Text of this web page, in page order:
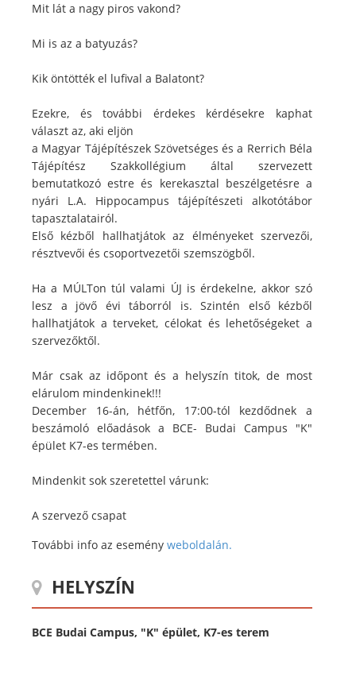
Mit lát a nagy piros vakond?
Mi is az a batyuzás?
Kik öntötték el lufival a Balatont?
Ezekre, és további érdekes kérdésekre kaphat
választ az, aki eljön
a Magyar Tájépítészek Szövetséges és a Rerrich Béla
Tájépítész Szakkollégium által szervezett
bemutatkozó estre és kerekasztal beszélgetésre a
nyári L.A. Hippocampus tájépítészeti alkotótábor
tapasztalatairól.
Első kézből hallhatjátok az élményeket szervezői,
résztvevői és csoportvezetői szemszögből.
Ha a MÚLTon túl valami ÚJ is érdekelne, akkor szó
lesz a jövő évi táborról is. Szintén első kézből
hallhatjátok a terveket, célokat és lehetőségeket a
szervezőktől.
Már csak az időpont és a helyszín titok, de most
elárulom mindenkinek!!!
December 16-án, hétfőn, 17:00-tól kezdődnek a
beszámoló előadások a BCE- Budai Campus "K"
épület K7-es termében.
Mindenkit sok szeretettel várunk:
A szervező csapat
További info az esemény weboldalán.
HELYSZÍN
BCE Budai Campus, "K" épület, K7-es terem